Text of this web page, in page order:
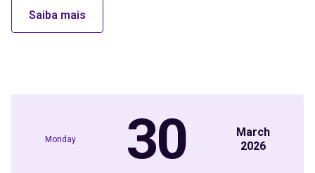
Saiba mais
Monday 30
March
2026